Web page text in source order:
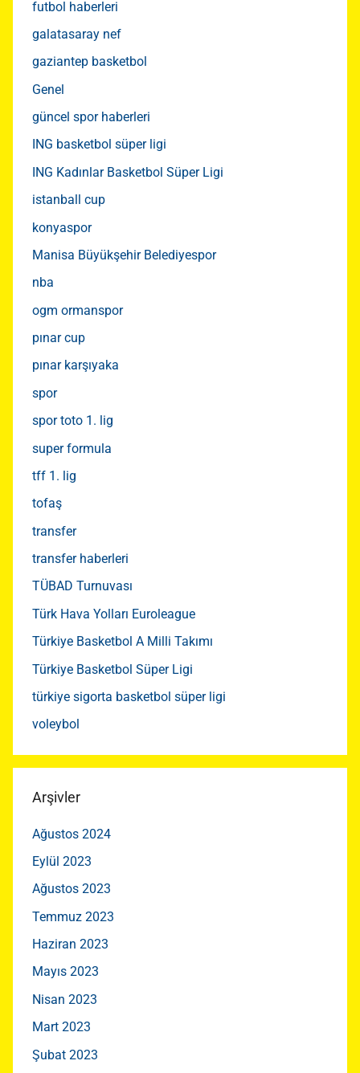
futbol haberleri
galatasaray nef
gaziantep basketbol
Genel
güncel spor haberleri
ING basketbol süper ligi
ING Kadınlar Basketbol Süper Ligi
istanball cup
konyaspor
Manisa Büyükşehir Belediyespor
nba
ogm ormanspor
pınar cup
pınar karşıyaka
spor
spor toto 1. lig
super formula
tff 1. lig
tofaş
transfer
transfer haberleri
TÜBAD Turnuvası
Türk Hava Yolları Euroleague
Türkiye Basketbol A Milli Takımı
Türkiye Basketbol Süper Ligi
türkiye sigorta basketbol süper ligi
voleybol
Arşivler
Ağustos 2024
Eylül 2023
Ağustos 2023
Temmuz 2023
Haziran 2023
Mayıs 2023
Nisan 2023
Mart 2023
Şubat 2023